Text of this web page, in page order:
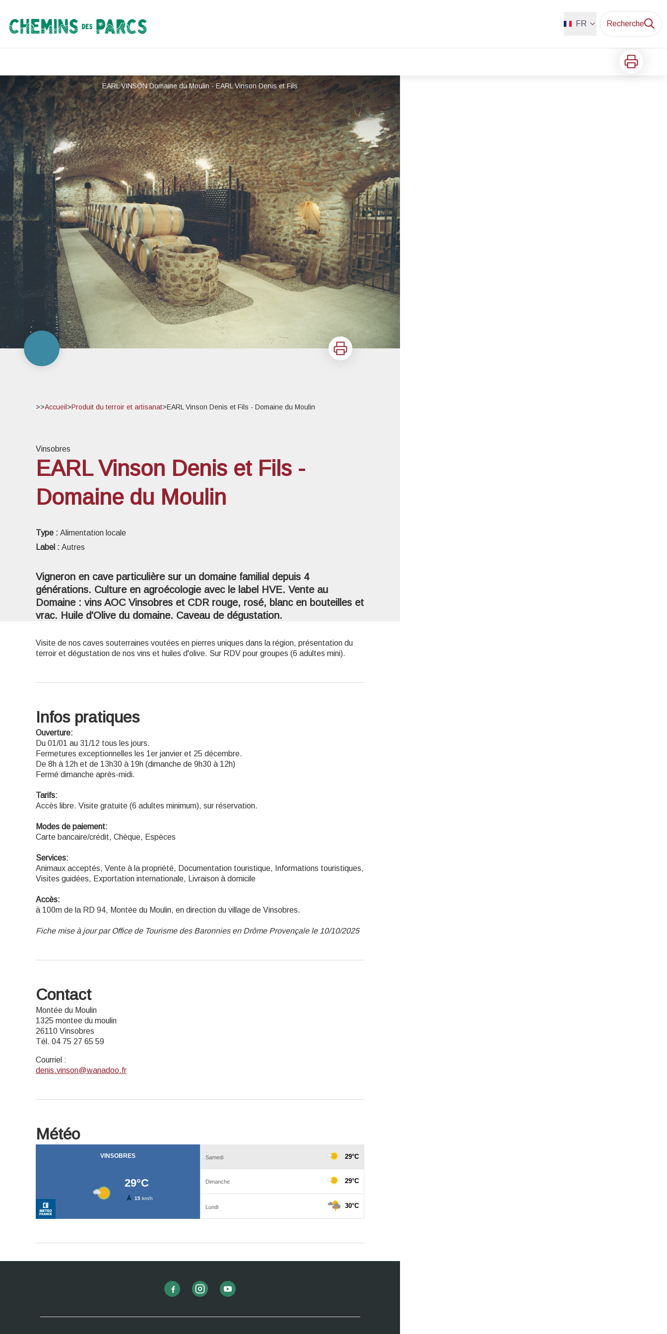
Chemins des Parcs FR Recherche
Imprimer
EARL VINSON Domaine du Moulin - EARL Vinson Denis et Fils
Voir l'image en plein écran
Imprimer
>>Accueil >Produit du terroir et artisanat>EARL Vinson Denis et Fils - Domaine du Moulin
Vinsobres
EARL Vinson Denis et Fils -
Domaine du Moulin
Type : Alimentation locale
Label : Autres
Vigneron en cave particulière sur un domaine familial depuis 4
générations. Culture en agroécologie avec le label HVE. Vente au
Domaine : vins AOC Vinsobres et CDR rouge, rosé, blanc en bouteilles et
vrac. Huile d'Olive du domaine. Caveau de dégustation.
Visite de nos caves souterraines voutées en pierres uniques dans la région, présentation du
terroir et dégustation de nos vins et huiles d'olive. Sur RDV pour groupes (6 adultes mini).
Infos pratiques
Ouverture:
Du 01/01 au 31/12 tous les jours.
Fermetures exceptionnelles les 1er janvier et 25 décembre.
De 8h à 12h et de 13h30 à 19h (dimanche de 9h30 à 12h)
Fermé dimanche après-midi.
Tarifs:
Accès libre. Visite gratuite (6 adultes minimum), sur réservation.
Modes de paiement:
Carte bancaire/crédit, Chèque, Espèces
Services:
Animaux acceptés, Vente à la propriété, Documentation touristique, Informations touristiques,
Visites guidées, Exportation internationale, Livraison à domicile
Accès:
à 100m de la RD 94, Montée du Moulin, en direction du village de Vinsobres.
Fiche mise à jour par Office de Tourisme des Baronnies en Drôme Provençale le 10/10/2025
Contact
Montée du Moulin
1325 montee du moulin
26110 Vinsobres
Tél. 04 75 27 65 59
Courriel :
denis.vinson@wanadoo.fr
Météo